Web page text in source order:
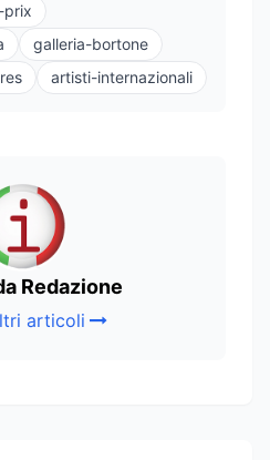
prix
galleria-bortone
artisti-internazionali
Redazione
articoli